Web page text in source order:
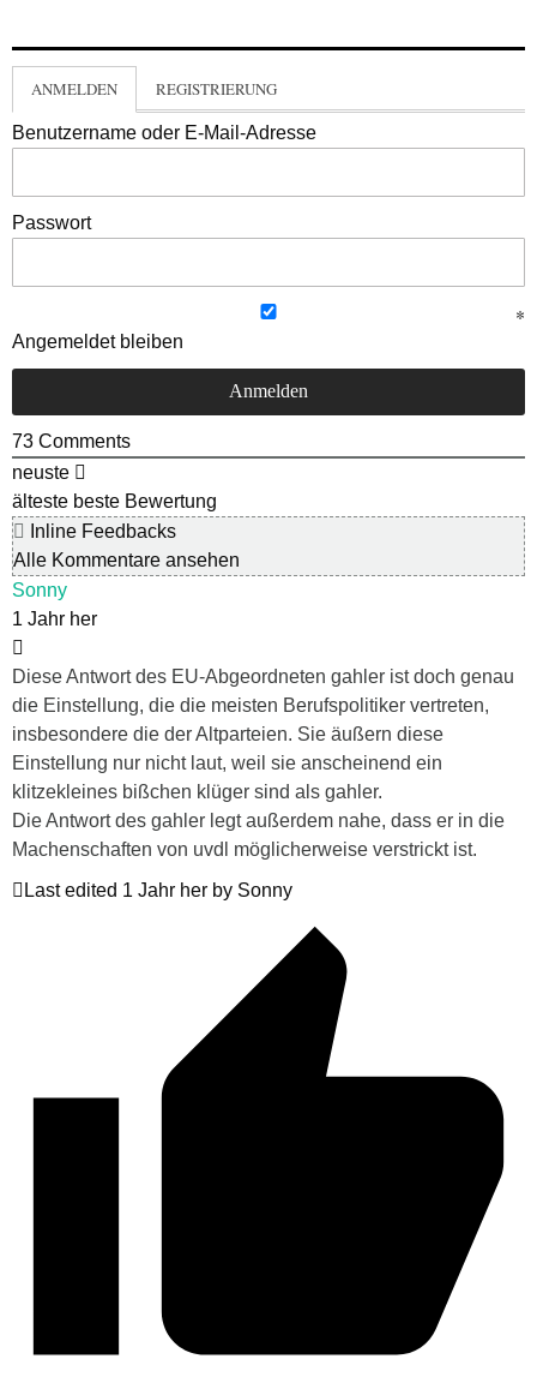
ANMELDEN REGISTRIERUNG
Benutzername oder E-Mail-Adresse
Passwort
Angemeldet bleiben
73 Comments
neuste
älteste beste Bewertung
Inline Feedbacks
Alle Kommentare ansehen
Sonny
1 Jahr her
Diese Antwort des EU-Abgeordneten gahler ist doch genau
die Einstellung, die die meisten Berufspolitiker vertreten,
insbesondere die der Altparteien. Sie äußern diese
Einstellung nur nicht laut, weil sie anscheinend ein
klitzekleines bißchen klüger sind als gahler.
Die Antwort des gahler legt außerdem nahe, dass er in die
Machenschaften von uvdl möglicherweise verstrickt ist.
Last edited 1 Jahr her by Sonny